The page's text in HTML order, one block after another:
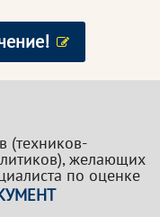
(техников-
желающих
по оценке